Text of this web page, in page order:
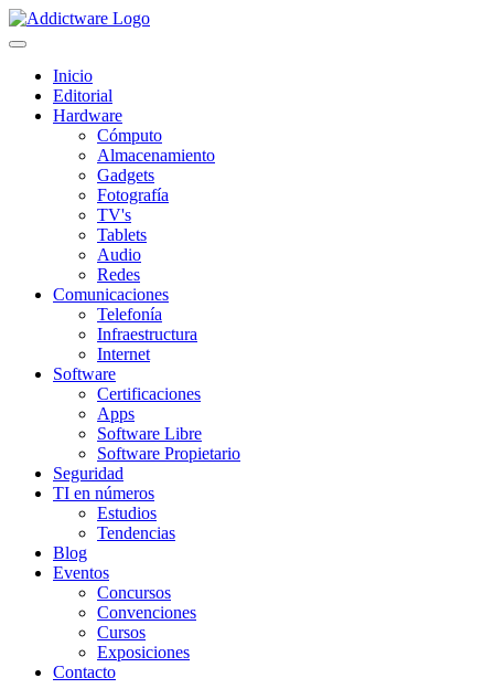
Inicio
Editorial
Hardware
Cómputo
Almacenamiento
Gadgets
Fotografía
TV's
Tablets
Audio
Redes
Comunicaciones
Telefonía
Infraestructura
Internet
Software
Certificaciones
Apps
Software Libre
Software Propietario
Seguridad
TI en números
Estudios
Tendencias
Blog
Eventos
Concursos
Convenciones
Cursos
Exposiciones
Contacto